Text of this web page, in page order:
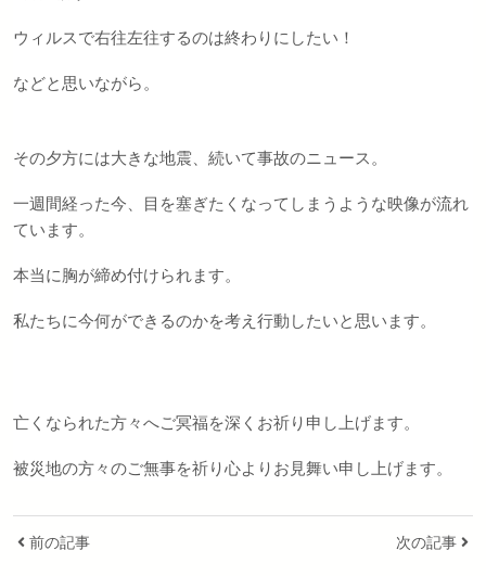
ウィルスで右往左往するのは終わりにしたい！
などと思いながら。
その夕方には大きな地震、続いて事故のニュース。
一週間経った今、目を塞ぎたくなってしまうような映像が流れ
ています。
本当に胸が締め付けられます。
私たちに今何ができるのかを考え行動したいと思います。
亡くなられた方々へご冥福を深くお祈り申し上げます。
被災地の方々のご無事を祈り心よりお見舞い申し上げます。
前の記事 次の記事